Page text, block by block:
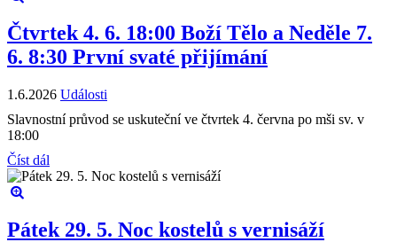
Čtvrtek 4. 6. 18:00 Boží Tělo a Neděle 7.
6. 8:30 První svaté přijímání
1.6.2026 Události
Slavnostní průvod se uskuteční ve čtvrtek 4. června po mši sv. v
18:00
Číst dál
Pátek 29. 5. Noc kostelů s vernisáží